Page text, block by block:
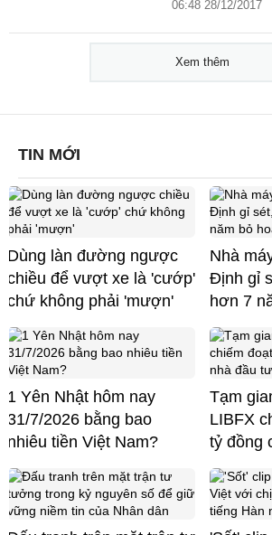
06:48 28/12/2017
Xem thêm
TIN MỚI
Dùng làn đường ngược
chiều để vượt xe là 'cướp'
chứ không phải 'mượn'
Nhà
Định gỉ
hơn 7
1 Yên Nhật hôm nay
31/7/2026 bằng bao
nhiêu tiền Việt Nam?
Tạm
LIBFX
tỷ đồng